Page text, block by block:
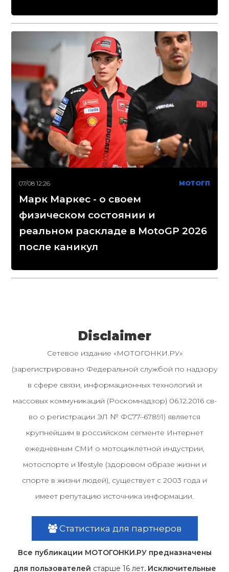
07/08 12:26 МОТОГП
Марк Маркес - о своем
физическом состоянии и
реальном раскладе в MotoGP 2026
после каникул
Disclaimer
Сетевое издание «МОТОГОНКИ.РУ»
(зарегистрировано Федеральной службой по надзору
в сфере связи, информационных технологий и
массовых коммуникаций (Роскомнадзор) 06.12.2016 св-
во о регистрации ЭЛ № ФС77–67891) является
крупнейшим в российском сегменте Интернет
ежедневным СМИ о мотоциклетной индустрии,
мотоспорте и lifestyle (здоровом образе жизни и
спорте в жизни людей), существует с 2003 года и
имеет репутацию источника информации.
Статистика для партнеров
Все публикации МОТОГОНКИ.РУ предназначены
для пользователей старше 16 лет. Исключительные